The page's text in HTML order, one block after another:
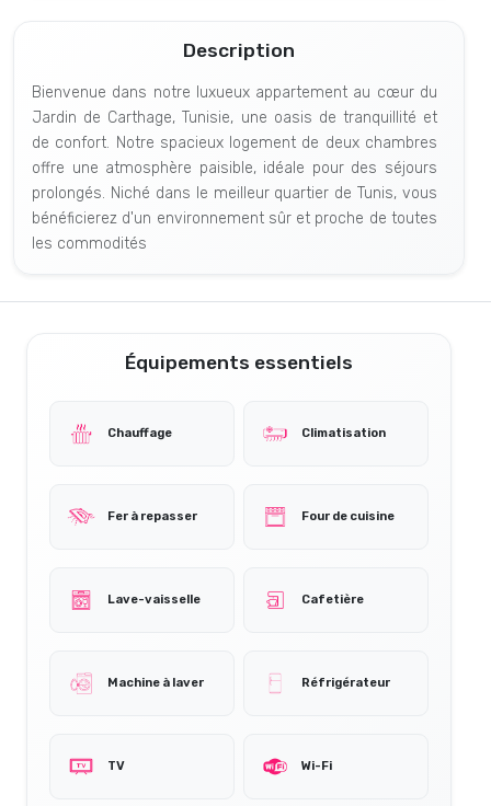
Description
Bienvenue dans notre luxueux appartement au cœur du
Jardin de Carthage, Tunisie, une oasis de tranquillité et
de confort. Notre spacieux logement de deux chambres
offre une atmosphère paisible, idéale pour des séjours
prolongés. Niché dans le meilleur quartier de Tunis, vous
bénéficierez d'un environnement sûr et proche de toutes
les commodités
Équipements essentiels
Chauffage Climatisation
Fer à repasser Four de cuisine
Lave-vaisselle Cafetière
Machine à laver Réfrigérateur
TV Wi-Fi